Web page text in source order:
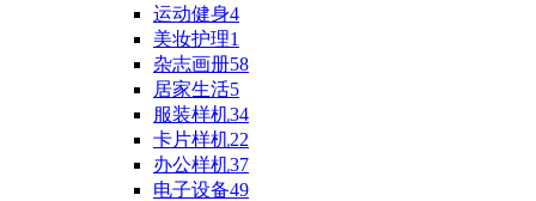
运动健身4
美妆护理1
杂志画册58
居家生活5
服装样机34
卡片样机22
办公样机37
电子设备49